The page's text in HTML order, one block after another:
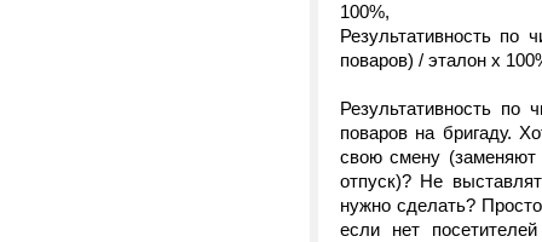
100%,
Результативность по
поваров) / эталон х
Результативность
поваров на бригаду.
свою смену
отпуск)? Не
нужно сделать?
если нет